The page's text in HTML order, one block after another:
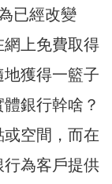
已經改變
上免費取得
獲得一籃子
銀行幹啥？
空間，而在
為客戶提供